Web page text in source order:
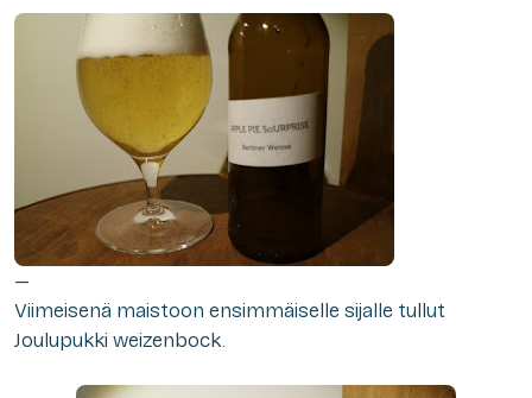
—
Viimeisenä maistoon ensimmäiselle sijalle tullut
Joulupukki weizenbock.